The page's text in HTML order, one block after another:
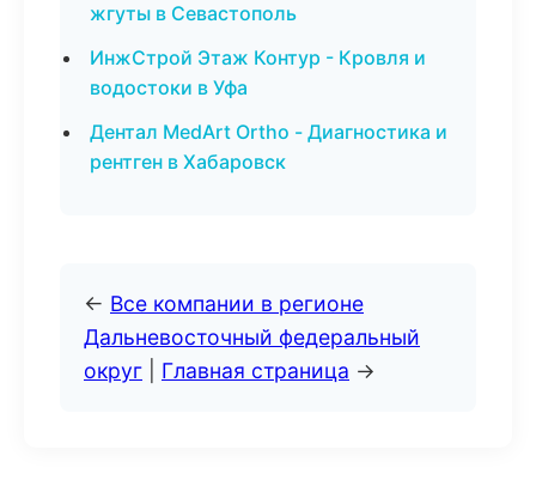
жгуты в Севастополь
ИнжСтрой Этаж Контур - Кровля и
водостоки в Уфа
Дентал MedArt Ortho - Диагностика и
рентген в Хабаровск
← Все компании в регионе
Дальневосточный федеральный
округ
Главная страница →